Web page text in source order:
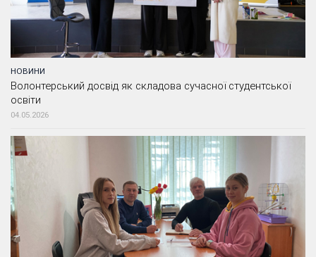
НОВИНИ
Волонтерський досвід як складова сучасної студентської
освіти
04.05.2026